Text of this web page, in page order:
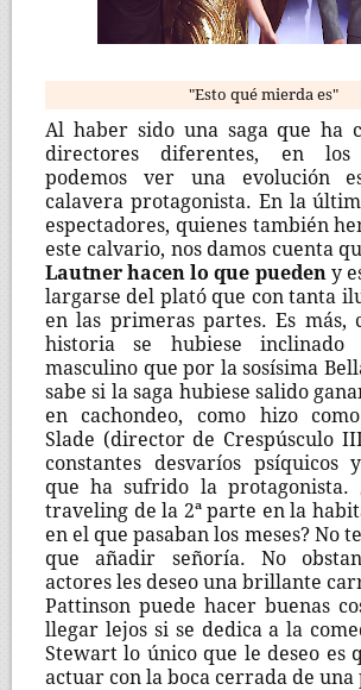
"Esto qué mierda es"
Al haber sido una saga que ha
directores diferentes, en
podemos ver una evolución
calavera protagonista. En la
espectadores, quienes también
este calvario, nos damos cuenta
Lautner hacen lo que pueden y
largarse del plató que con tanta
en las primeras partes. Es más,
historia se hubiese
masculino que por la sosísima
sabe si la saga hubiese salido
en cachondeo, como hizo
Slade (director de Crespúsculo
constantes desvaríos psíquicos
que ha sufrido la protagonista.
traveling de la 2ª parte en la
en el que pasaban los meses? No
que añadir señoría. No
actores les deseo una brillante
Pattinson puede hacer buenas
llegar lejos si se dedica a la
Stewart lo único que le deseo es
actuar con la boca cerrada de una